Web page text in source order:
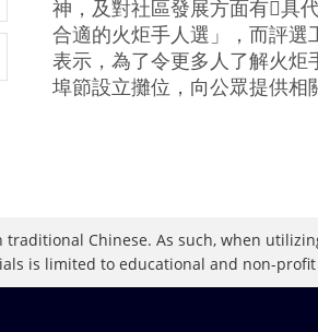
神，及對社區發展方面有具
合適的火炬手人選」，而評
表示，為了令更多人了解火
埠節設立攤位，向公眾提供
Chinese. As such, when
is limited to educational and non-